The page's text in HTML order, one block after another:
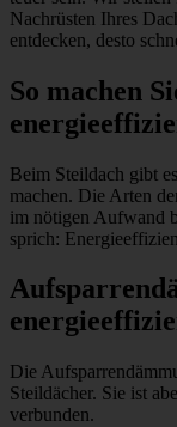
Nachrüsten Ihres
entdecken, desto
So machen
Beim Steildach gibt
machen. Die Arten
im nötigen Aufwand
sprich:
Die
Steildächer. Sie ist
verbunden.